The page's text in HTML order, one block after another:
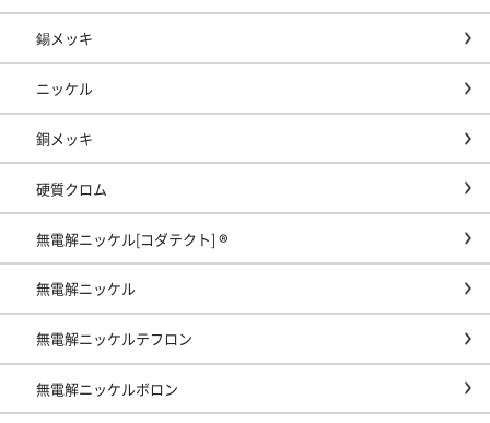
錫メッキ
ニッケル
銅メッキ
硬質クロム
無電解ニッケル[コダテクト] ®
無電解ニッケル
無電解ニッケルテフロン
無電解ニッケルボロン